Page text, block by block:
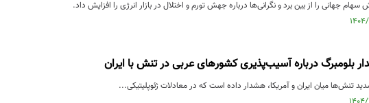
بلومبرگ درباره آسیب‌پذیری کشورهای عربی در تنش با ایران
تنش‌ها میان ایران و آمریکا، هشدار داده است که در معادلات ژئوپلیتیکی...